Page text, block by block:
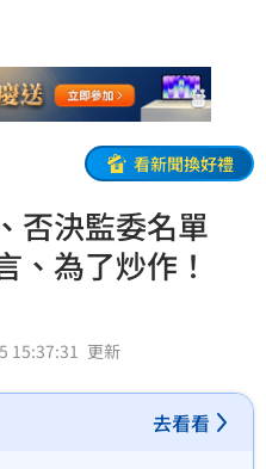
看新聞換好禮
否決監委名單
、為了炒作！
15:37:31 更新
去看看